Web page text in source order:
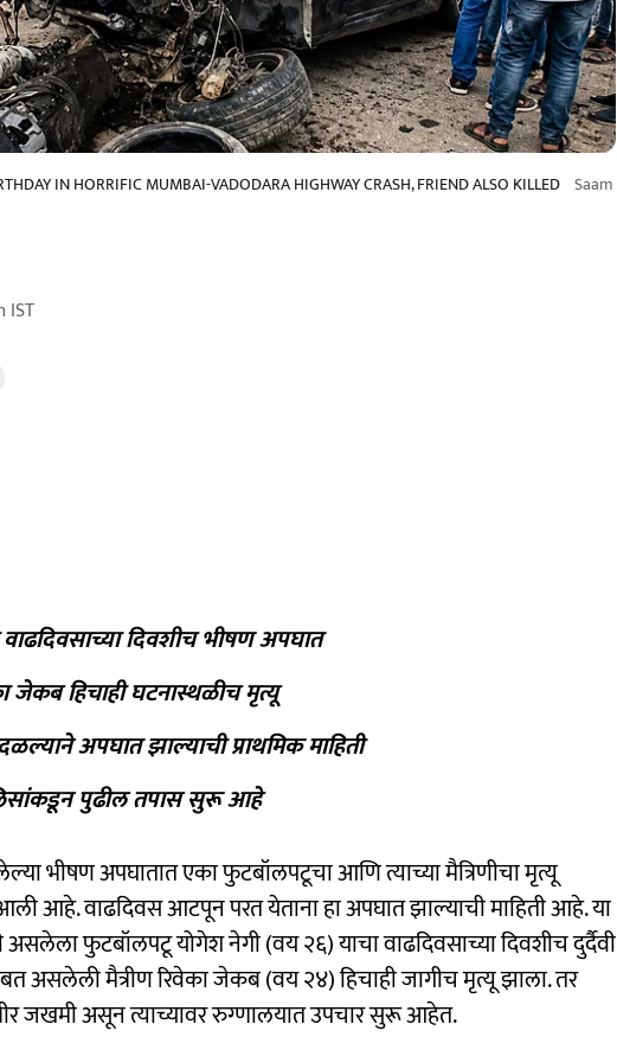
IN HORRIFIC MUMBAI-VADODARA HIGHWAY CRASH, FRIEND ALSO KILLED Saam
IST
दिवशीच भीषण अपघात
हिचाही घटनास्थळीच मृत्यू
अपघात झाल्याची प्राथमिक माहिती
पुढील तपास सुरू आहे
भीषण अपघातात एका फुटबॉलपटूचा आणि त्याच्या मैत्रिणीचा मृत्यू
आहे. वाढदिवस आटपून परत येताना हा अपघात झाल्याची माहिती आहे. या
फुटबॉलपटू योगेश नेगी (वय २६) याचा वाढदिवसाच्या दिवशीच दुर्दैवी
असलेली मैत्रीण रिवेका जेकब (वय २४) हिचाही जागीच मृत्यू झाला. तर
जखमी असून त्याच्यावर रुग्णालयात उपचार सुरू आहेत.